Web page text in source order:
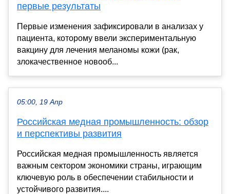
первые результаты
Первые изменения зафиксировали в анализах у
пациента, которому ввели экспериментальную
вакцину для лечения меланомы кожи (рак,
злокачественное новооб...
05:00, 19 Апр
Российская медная промышленность: обзор
и перспективы развития
Российская медная промышленность является
важным сектором экономики страны, играющим
ключевую роль в обеспечении стабильности и
устойчивого развития....